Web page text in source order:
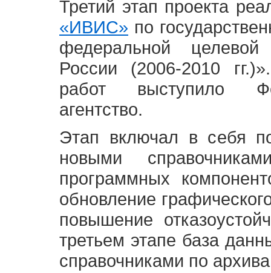
Третий этап проекта
«ИВИС» по
федеральной
России (2006-2010
работ выступило
агентство.
Этап включал в себя
новыми
программных
обновление
повышение
третьем этапе база
справочниками по